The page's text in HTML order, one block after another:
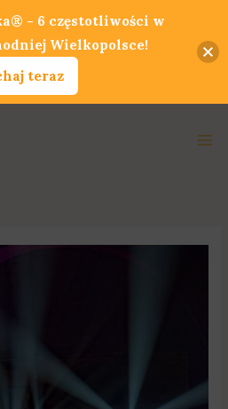
- 6 częstotliwości w
Wielkopolsce!
teraz